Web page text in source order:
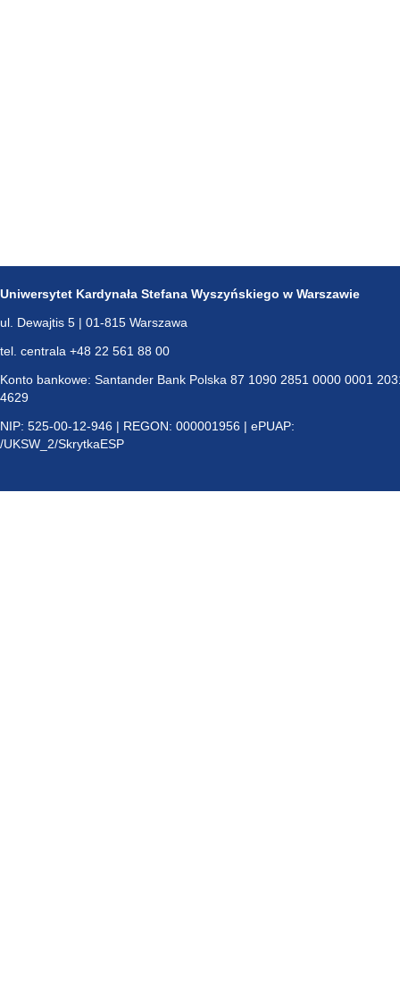
Uniwersytet Kardynała Stefana Wyszyńskiego w Warszawie
ul. Dewajtis 5 | 01-815 Warszawa
tel. centrala +48 22 561 88 00
Konto bankowe: Santander Bank Polska 87 1090 2851 0000 0001
4629
NIP: 525-00-12-946 | REGON: 000001956 | ePUAP:
/UKSW_2/SkrytkaESP